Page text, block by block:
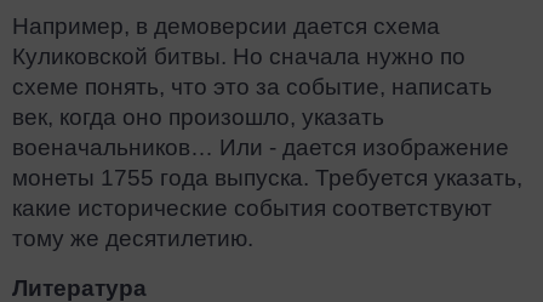
Например, в демоверсии дается схема
Куликовской битвы. Но сначала нужно по
схеме понять, что это за событие, написать
век, когда оно произошло, указать
военачальников… Или - дается изображение
монеты 1755 года выпуска. Требуется указать,
какие исторические события соответствуют
тому же десятилетию.
Литература